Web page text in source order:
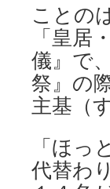
ことの
「皇居
儀』で
祭』の
主基（
「ほ
代替わ